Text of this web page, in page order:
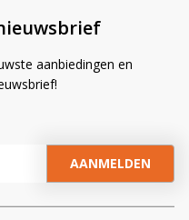
aanbiedingen en